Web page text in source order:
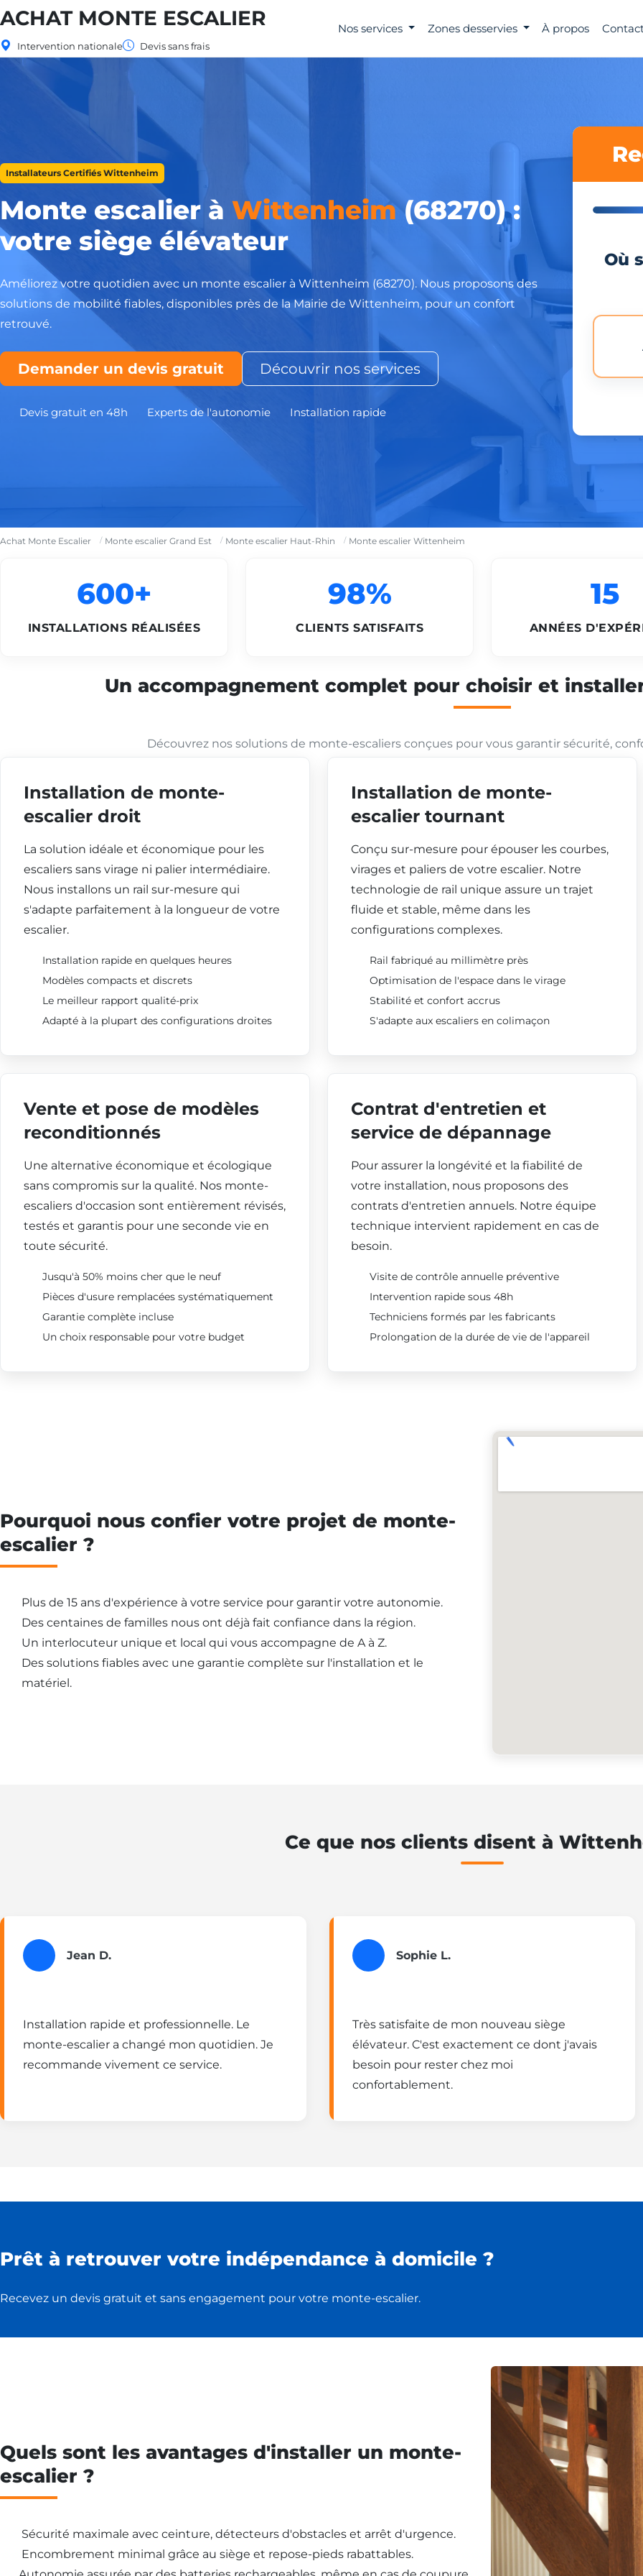
ACHAT MONTE ESCALIER
Intervention nationale Devis sans frais
Nos services Zones desservies À propos
Installateurs Certifiés Wittenheim
Monte escalier à Wittenheim (68270) :
votre siège élévateur
Améliorez votre quotidien avec un monte escalier à Wittenheim (68270). Nous proposons des
solutions de mobilité fiables, disponibles près de la Mairie de Wittenheim, pour un confort
retrouvé.
Demander un devis gratuit Découvrir nos services
Devis gratuit en 48h Experts de l'autonomie Installation rapide
Où
Achat Monte Escalier Monte escalier Grand Est Monte escalier Haut-Rhin Monte escalier Wittenheim
600+
INSTALLATIONS RÉALISÉES
98%
CLIENTS SATISFAITS
15
ANNÉES
Un accompagnement complet pour choisir et
Découvrez nos solutions de monte-escaliers conçues pour vous garantir sécurité,
Installation de monte-
escalier droit
La solution idéale et économique pour les
escaliers sans virage ni palier intermédiaire.
Nous installons un rail sur-mesure qui
s'adapte parfaitement à la longueur de votre
escalier.
Installation rapide en quelques heures
Modèles compacts et discrets
Le meilleur rapport qualité-prix
Adapté à la plupart des configurations droites
Installation de monte-
escalier tournant
Conçu sur-mesure pour épouser les courbes,
virages et paliers de votre escalier. Notre
technologie de rail unique assure un trajet
fluide et stable, même dans les
configurations complexes.
Rail fabriqué au millimètre près
Optimisation de l'espace dans le virage
Stabilité et confort accrus
S'adapte aux escaliers en colimaçon
Vente et pose de modèles
reconditionnés
Une alternative économique et écologique
sans compromis sur la qualité. Nos monte-
escaliers d'occasion sont entièrement révisés,
testés et garantis pour une seconde vie en
toute sécurité.
Jusqu'à 50% moins cher que le neuf
Pièces d'usure remplacées systématiquement
Garantie complète incluse
Un choix responsable pour votre budget
Contrat d'entretien et
service de dépannage
Pour assurer la longévité et la fiabilité de
votre installation, nous proposons des
contrats d'entretien annuels. Notre équipe
technique intervient rapidement en cas de
besoin.
Visite de contrôle annuelle préventive
Intervention rapide sous 48h
Techniciens formés par les fabricants
Prolongation de la durée de vie de l'appareil
Pourquoi nous confier votre projet de monte-
escalier ?
Plus de 15 ans d'expérience à votre service pour garantir votre autonomie.
Des centaines de familles nous ont déjà fait confiance dans la région.
Un interlocuteur unique et local qui vous accompagne de A à Z.
Des solutions fiables avec une garantie complète sur l'installation et le
matériel.
Ce que nos clients disent à
Jean D.
Installation rapide et professionnelle. Le
monte-escalier a changé mon quotidien. Je
recommande vivement ce service.
Sophie L.
Très satisfaite de mon nouveau siège
élévateur. C'est exactement ce dont j'avais
besoin pour rester chez moi
confortablement.
Prêt à retrouver votre indépendance à domicile ?
Recevez un devis gratuit et sans engagement pour votre monte-escalier.
Quels sont les avantages d'installer un monte-
escalier ?
Sécurité maximale avec ceinture, détecteurs d'obstacles et arrêt d'urgence.
Encombrement minimal grâce au siège et repose-pieds rabattables.